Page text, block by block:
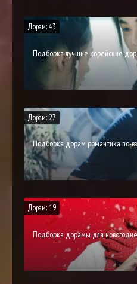
Дорам: 43
Подборка лучшие корейские
Дорам: 27
Подборка дорам романтика по-
Дорам: 19
Подборка дорамы для